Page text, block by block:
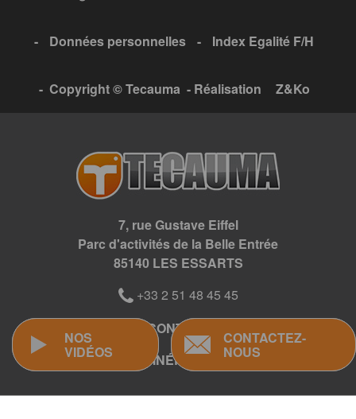
NOS
VIDÉOS
CONTACTEZ-
NOUS
NOS
VIDÉOS
CONTACTEZ-
NOUS
- Données personnelles - Index Egalité F/H
- Copyright © Tecauma - Réalisation Z&Ko
7, rue Gustave Eiffel
Parc d'activités de la Belle Entrée
85140 LES ESSARTS
+33 2 51 48 45 45
CONTACT
ITINÉRAIRE